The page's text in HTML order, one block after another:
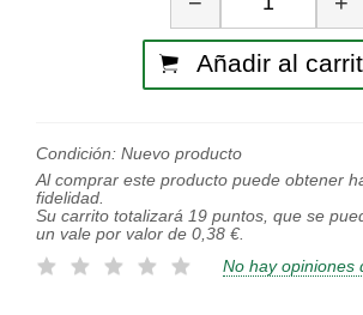
Añadir al
Condición: Nuevo producto
Al comprar este producto puede obtener
fidelidad.
Su carrito totalizará 19 puntos, que se
un vale por valor de 0,38 €.
No hay opiniones